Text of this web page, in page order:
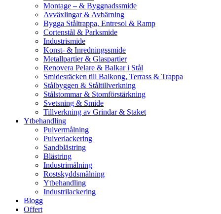
Montage – & Byggnadssmide
Avväxlingar & Avbärning
Bygga Ståltrappa, Entresol & Ramp
Cortenstål & Parksmide
Industrismide
Konst- & Inredningssmide
Metallpartier & Glaspartier
Renovera Pelare & Balkar i Stål
Smidesräcken till Balkong, Terrass & Trappa
Stålbyggen & Ståltillverkning
Stålstommar & Stomförstärkning
Svetsning & Smide
Tillverkning av Grindar & Staket
Ytbehandling
Pulvermålning
Pulverlackering
Sandblästring
Blästring
Industrimålning
Rostskyddsmålning
Ytbehandling
Industrilackering
Blogg
Offert